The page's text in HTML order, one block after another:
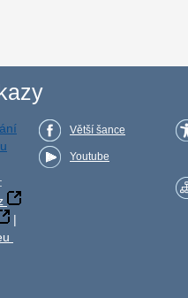
|
Větší šance
Youtube